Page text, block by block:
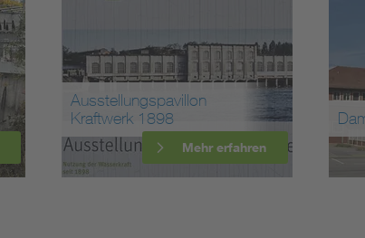
Ausstellungspavillon
Kraftwerk 1898
Mehr erfahren